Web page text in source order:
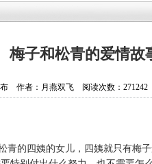
梅子和松青的爱情故
作者：月燕双飞 阅读次数：271242
青的四姨的女儿，四姨就只有梅